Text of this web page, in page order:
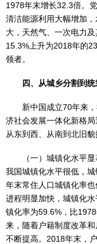
1978年末增长32.3倍。
清洁能源利用大幅增加
大，天然气、一次电力
15.3%上升为2018年的
领者。
四、从城乡分割到
新中国成立70年来
济社会发展一体化新格
从东到西、从南到北旧貌
（一）城镇化水平
我国城镇化水平很低，
年末常住人口城镇化率
进程明显加快，城镇化
镇化率为59.6%，比
来，随着户籍制度改革
不断提高。2018年末，